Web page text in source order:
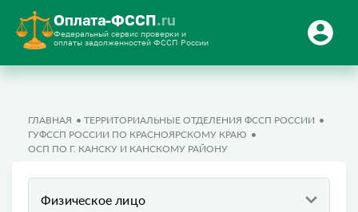
Оплата-ФССП.ru
Федеральный сервис проверки и
оплаты задолженностей ФССП России
ГЛАВНАЯ
ТЕРРИТОРИАЛЬНЫЕ ОТДЕЛЕНИЯ ФССП РОССИИ
ГУФССП РОССИИ ПО КРАСНОЯРСКОМУ КРАЮ
ОСП ПО Г. КАНСКУ И КАНСКОМУ РАЙОНУ
Физическое лицо